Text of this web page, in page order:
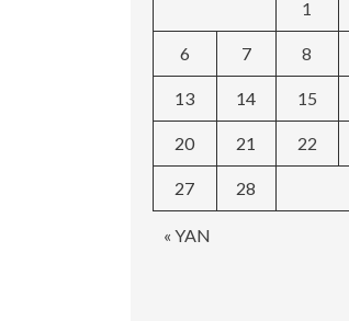
« YAN
1
6 7 8
13 14 15
20 21 22
27 28